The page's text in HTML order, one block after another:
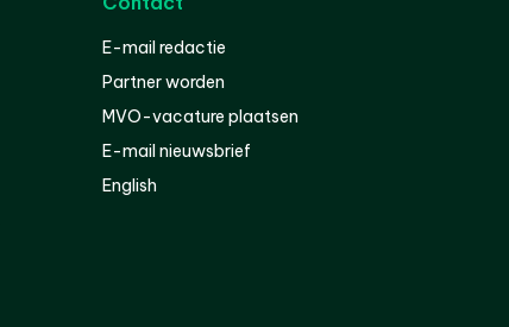
E-mail redactie
Partner worden
MVO-vacature plaatsen
E-mail nieuwsbrief
English